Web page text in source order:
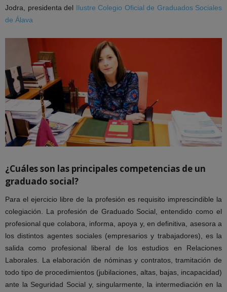
Jodra, presidenta del Ilustre Colegio Oficial de Graduados Sociales
de Álava
¿Cuáles son las principales competencias de un
graduado social?
Para el ejercicio libre de la profesión es requisito imprescindible la
colegiación. La profesión de Graduado Social, entendido como el
profesional que colabora, informa, apoya y, en definitiva, asesora a
los distintos agentes sociales (empresarios y trabajadores), es la
salida como profesional liberal de los estudios en Relaciones
Laborales. La elaboración de nóminas y contratos, tramitación de
todo tipo de procedimientos (jubilaciones, altas, bajas, incapacidad)
ante la Seguridad Social y, singularmente, la intermediación en la